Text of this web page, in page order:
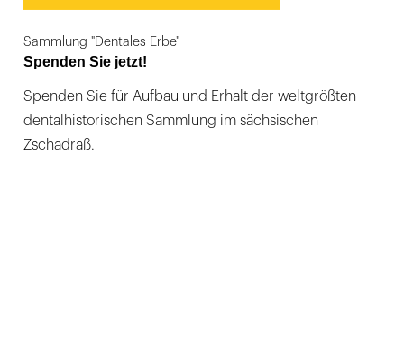
Sammlung "Dentales Erbe"
Spenden Sie jetzt!
Spenden Sie für Aufbau und Erhalt der weltgrößten
dentalhistorischen Sammlung im sächsischen
Zschadraß.